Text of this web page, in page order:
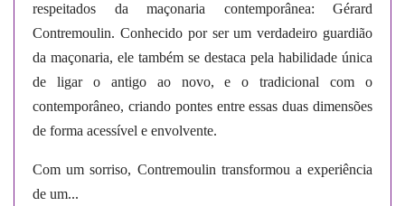
respeitados da maçonaria contemporânea: Gérard
Contremoulin. Conhecido por ser um verdadeiro guardião
da maçonaria, ele também se destaca pela habilidade única
de ligar o antigo ao novo, e o tradicional com o
contemporâneo, criando pontes entre essas duas dimensões
de forma acessível e envolvente.
Com um sorriso, Contremoulin transformou a experiência
de um...